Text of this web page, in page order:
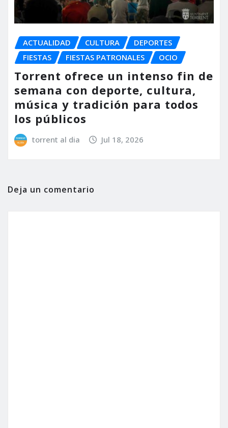
ACTUALIDAD CULTURA
DEPORTES
FIESTAS
FIESTAS PATRONALES OCIO
Torrent ofrece un intenso fin de
semana con deporte, cultura,
música y tradición para todos
los públicos
torrent al dia Jul 18, 2026
Deja un comentario